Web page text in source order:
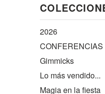
2026
CONFERENCIAS
Gimmicks
Lo más vendido...
Magia en la fiesta